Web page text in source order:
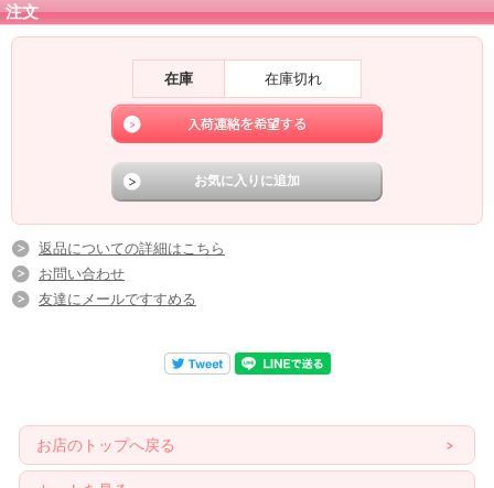
【ホーロー製品について】
・溶接部分や縁などに出る黒い部分は下地のホーローです。
この部分はホーローがかかりにくいためこの様になります。
また、焼く際に細かな黒い点がつく場合もございますが、ご了承の程お願いいた
注文
在庫 在庫切れ
返品についての詳細はこちら
お問い合わせ
友達にメールですすめる
お店のトップへ戻る